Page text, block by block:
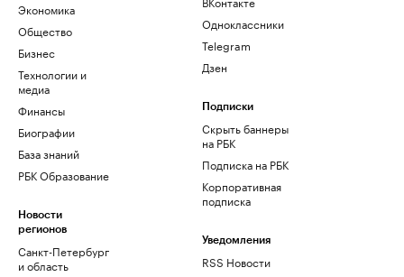
Экономика
Общество
Бизнес
Технологии и
медиа
Финансы
Биографии
База знаний
РБК Образование
Новости
регионов
Санкт-Петербург
и область
Одноклассники
Telegram
Дзен
Подписки
Скрыть баннеры
на РБК
Подписка на РБК
Корпоративная
подписка
Уведомления
RSS Новости